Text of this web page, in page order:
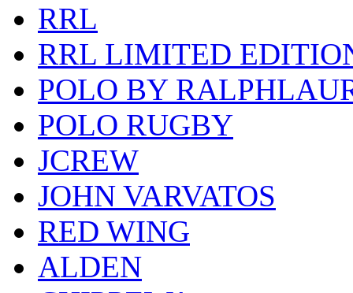
RRL
RRL LIMITED
POLO BY
POLO RUGBY
JCREW
JOHN VARVATOS
RED WING
ALDEN